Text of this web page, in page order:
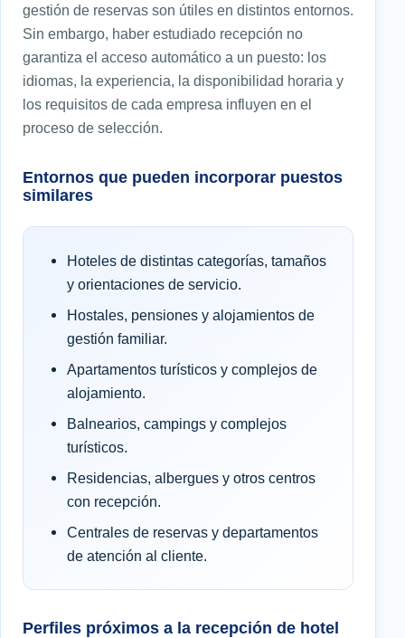
gestión de reservas son útiles en distintos entornos.
Sin embargo, haber estudiado recepción no
garantiza el acceso automático a un puesto: los
idiomas, la experiencia, la disponibilidad horaria y
los requisitos de cada empresa influyen en el
proceso de selección.
Entornos que pueden incorporar puestos
similares
Hoteles de distintas categorías, tamaños
y orientaciones de servicio.
Hostales, pensiones y alojamientos de
gestión familiar.
Apartamentos turísticos y complejos de
alojamiento.
Balnearios, campings y complejos
turísticos.
Residencias, albergues y otros centros
con recepción.
Centrales de reservas y departamentos
de atención al cliente.
Perfiles próximos a la recepción de hotel